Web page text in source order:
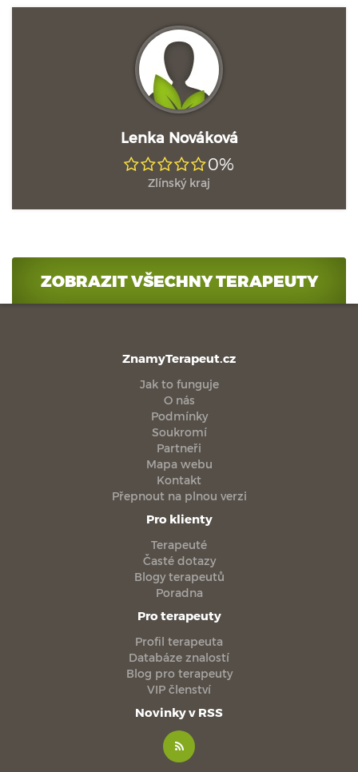
Lenka Nováková
0%
Zlínský kraj
ZOBRAZIT VŠECHNY TERAPEUTY
ZnamyTerapeut.cz
Jak to funguje
O nás
Podmínky
Soukromí
Partneři
Mapa webu
Kontakt
Přepnout na plnou verzi
Pro klienty
Terapeuté
Časté dotazy
Blogy terapeutů
Poradna
Pro terapeuty
Profil terapeuta
Databáze znalostí
Blog pro terapeuty
VIP členství
Novinky v RSS